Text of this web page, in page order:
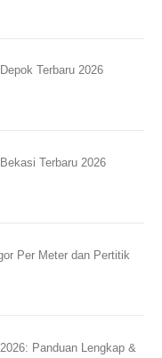
Terbaru 2026
Terbaru 2026
Per Meter dan Pertitik
Panduan Lengkap &